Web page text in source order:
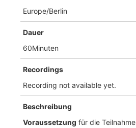
Europe/Berlin
Dauer
60Minuten
Recordings
Recording not available yet.
Beschreibung
Voraussetzung für die